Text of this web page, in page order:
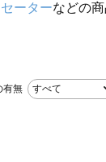
ーターなどの商
有無 すべて